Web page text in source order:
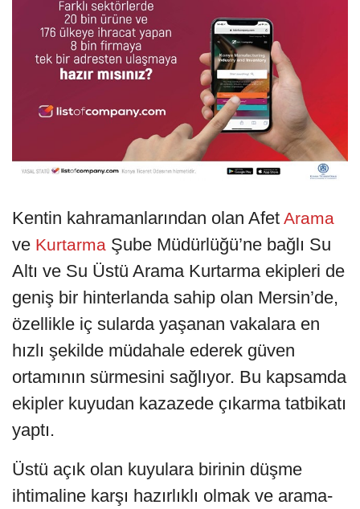
Kentin kahramanlarından olan Afet Arama
ve Kurtarma Şube Müdürlüğü’ne bağlı Su
Altı ve Su Üstü Arama Kurtarma ekipleri de
geniş bir hinterlanda sahip olan Mersin’de,
özellikle iç sularda yaşanan vakalara en
hızlı şekilde müdahale ederek güven
ortamının sürmesini sağlıyor. Bu kapsamda
ekipler kuyudan kazazede çıkarma tatbikatı
yaptı.
Üstü açık olan kuyulara birinin düşme
ihtimaline karşı hazırlıklı olmak ve arama-